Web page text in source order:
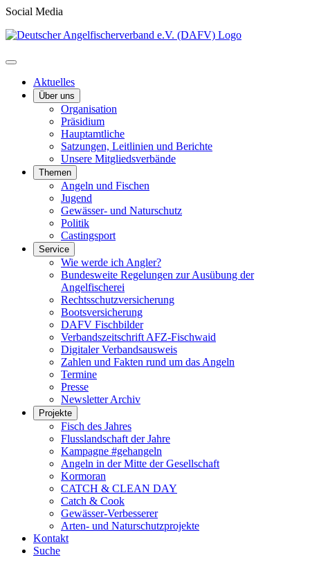
Social Media
Aktuelles
Über uns
Organisation
Präsidium
Hauptamtliche
Satzungen, Leitlinien und Berichte
Unsere Mitgliedsverbände
Themen
Angeln und Fischen
Jugend
Gewässer- und Naturschutz
Politik
Castingsport
Service
Wie werde ich Angler?
Bundesweite Regelungen zur Ausübung der
Angelfischerei
Rechtsschutzversicherung
Bootsversicherung
DAFV Fischbilder
Verbandszeitschrift AFZ-Fischwaid
Digitaler Verbandsausweis
Zahlen und Fakten rund um das Angeln
Termine
Presse
Newsletter Archiv
Projekte
Fisch des Jahres
Flusslandschaft der Jahre
Kampagne #gehangeln
Angeln in der Mitte der Gesellschaft
Kormoran
CATCH & CLEAN DAY
Catch & Cook
Gewässer-Verbesserer
Arten- und Naturschutzprojekte
Kontakt
Suche